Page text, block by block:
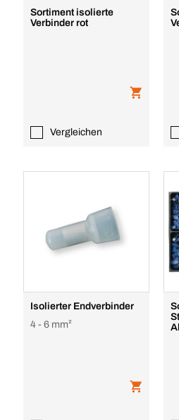
Sortiment isolierte
Verbinder rot
Vergleichen
Isolierter Endverbinder
4 - 6 mm²